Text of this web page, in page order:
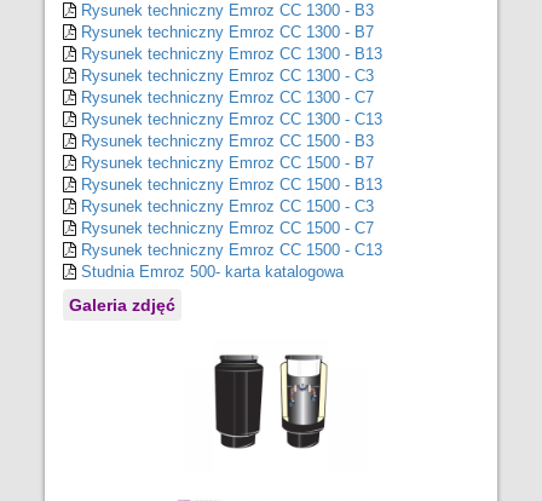
Rysunek techniczny Emroz CC 1300 - B3
Rysunek techniczny Emroz CC 1300 - B7
Rysunek techniczny Emroz CC 1300 - B13
Rysunek techniczny Emroz CC 1300 - C3
Rysunek techniczny Emroz CC 1300 - C7
Rysunek techniczny Emroz CC 1300 - C13
Rysunek techniczny Emroz CC 1500 - B3
Rysunek techniczny Emroz CC 1500 - B7
Rysunek techniczny Emroz CC 1500 - B13
Rysunek techniczny Emroz CC 1500 - C3
Rysunek techniczny Emroz CC 1500 - C7
Rysunek techniczny Emroz CC 1500 - C13
Studnia Emroz 500- karta katalogowa
Galeria zdjęć